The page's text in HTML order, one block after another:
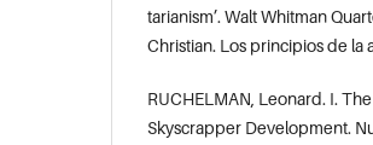
tarianism’. Walt Whitman
Christian. Los principios de la
RUCHELMAN, Leonard. I.
Skyscrapper Development.